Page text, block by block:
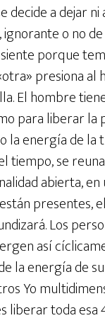
decide a dejar ni
ignorante o no
porque
presiona al
El hombre
para liberar la
la energía de la
tiempo, se
abierta,
presentes,
Los
así
la energía de
Yo
liberar toda esa